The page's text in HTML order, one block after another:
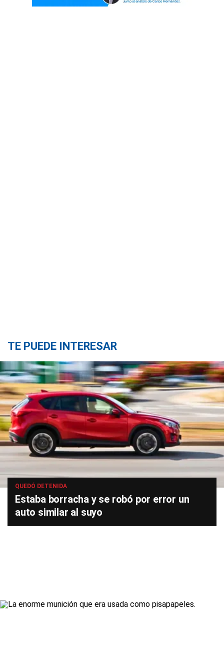
TE PUEDE INTERESAR
QUEDÓ DETENIDA
Estaba borracha y se robó por error un
auto similar al suyo